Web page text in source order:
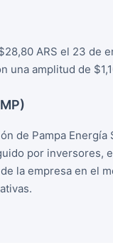
ARS el 23
una amplitud de
de Pampa
por inversores,
la empresa en el